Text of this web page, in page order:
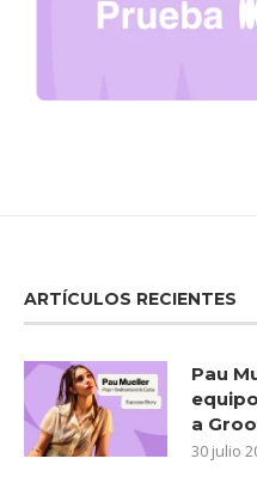
ARTÍCULOS RECIENTES
Pau
a
30 julio